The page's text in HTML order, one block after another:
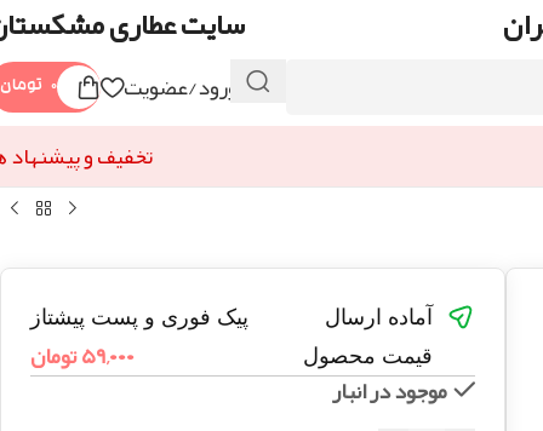
سایت عطاری
ورود/عضویت ۰ تومان
تخفیف و پیشنهاد
آماده ارسال
پیک فوری و پست پیشتاز
قیمت محصول
۵۹,۰۰۰تومان
موجود در انبار